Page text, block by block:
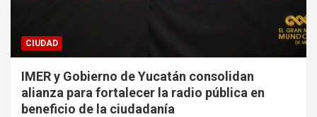
CIUDAD
IMER y Gobierno de Yucatán consolidan
alianza para fortalecer la radio pública en
beneficio de la ciudadanía